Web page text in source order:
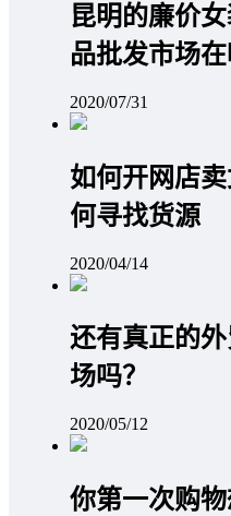
昆明的廉价
品批发市场
2020/07/31
如何开网店
何寻找货源
2020/04/14
还有真正的
场吗？
2020/05/12
你第一次购